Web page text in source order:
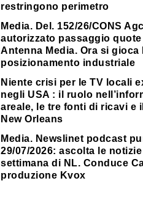
restringono perimetro
Media. Del. 152/26/CONS
autorizzato passaggio quote
Antenna Media. Ora si gioca
posizionamento industriale
Niente crisi per le TV locali
negli USA : il ruolo
areale, le tre fonti di ricavi e
New Orleans
Media. Newslinet podcast
29/07/2026: ascolta le
settimana di NL. Conduce
produzione Kvox